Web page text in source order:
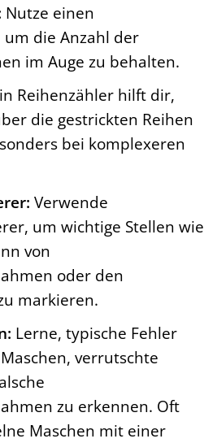
Nutze einen
um die Anzahl der
im Auge zu behalten.
Reihenzähler hilft dir,
die gestrickten Reihen
bei komplexeren
Verwende
um wichtige Stellen wie
von
oder den
markieren.
Lerne, typische Fehler
verrutschte
zu erkennen. Oft
Maschen mit einer